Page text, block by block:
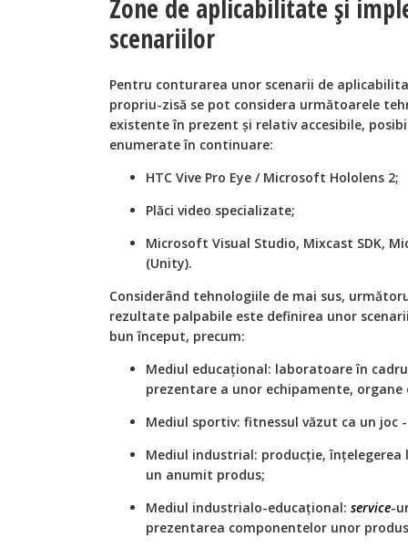
Zone de aplicabilitate și
scenariilor
Pentru conturarea unor scenarii de
propriu-zisă se pot considera următoarele
existente în prezent și relativ accesibile,
enumerate în continuare:
HTC Vive Pro Eye / Microsoft Hololens 2;
Plăci video specializate;
Microsoft Visual Studio, Mixcast SDK,
(Unity).
Considerând tehnologiile de mai sus,
rezultate palpabile este definirea unor
bun început, precum:
Mediul educațional: laboratoare în
prezentare a unor echipamente, organe
Mediul sportiv: fitnessul văzut ca un joc
Mediul industrial: producție,
un anumit produs;
Mediul industrialo-educațional: service-
prezentarea componentelor unor